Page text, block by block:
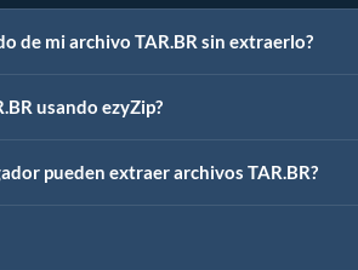
de mi archivo TAR.BR sin extraerlo?
usando ezyZip?
pueden extraer archivos TAR.BR?